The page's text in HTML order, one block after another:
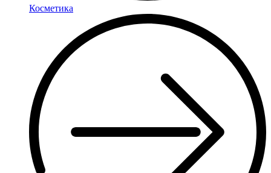
Косметика